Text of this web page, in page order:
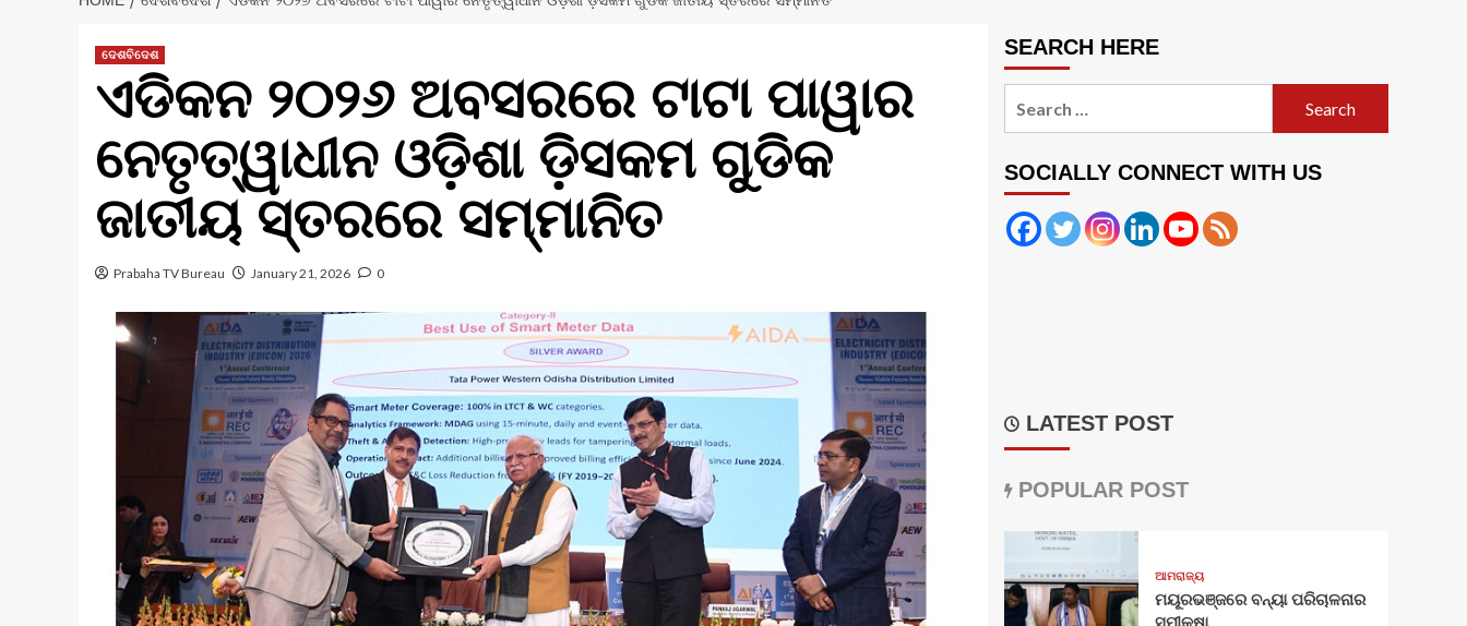
ଦେଶବିଦେଶ
ଏଡିକନ ୨୦୨୬ ଅବସରରେ ଟାଟା ପାୱାର
ନେତୃତ୍ୱାଧୀନ ଓଡ଼ିଶା ଡ଼ିସକମ ଗୁଡିକ
ଜାତୀୟ ସ୍ତରରେ ସମ୍ମାନିତ
Prabaha TV Bureau January 21, 2026 0
SEARCH HERE
SOCIALLY CONNECT WITH US
LATEST POST
POPULAR POST
ଆମରାଜ୍ୟ
ମୟୂରଭଞ୍ଜରେ ବନ୍ୟା ପରିଚାଳନାର
ସମୀକ୍ଷା